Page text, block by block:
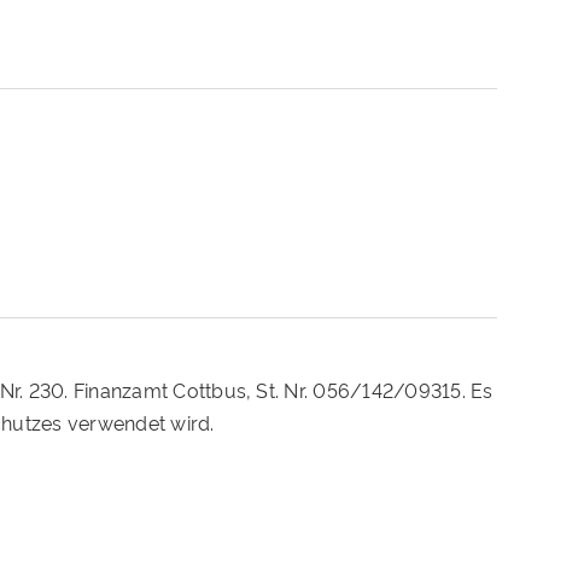
230. Finanzamt Cottbus, St. Nr. 056/142/09315. Es
verwendet wird.